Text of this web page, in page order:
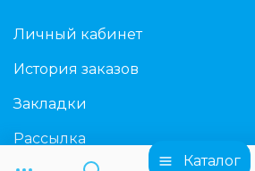
Каталог
Личный кабинет
История заказов
Закладки
Рассылка